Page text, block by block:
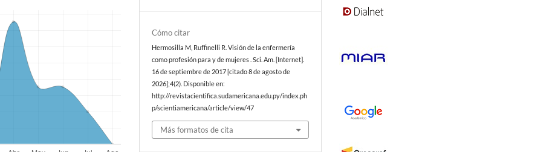
Cómo citar
Hermosilla M, Ruffinelli R. Visión de la enfermería
como profesión para y de mujeres . Sci. Am. [Internet].
16 de septiembre de 2017 [citado 8 de agosto de
2026];4(2). Disponible en:
http://revistacientifica.sudamericana.edu.py/index.ph
p/scientiamericana/article/view/47
Más formatos de cita